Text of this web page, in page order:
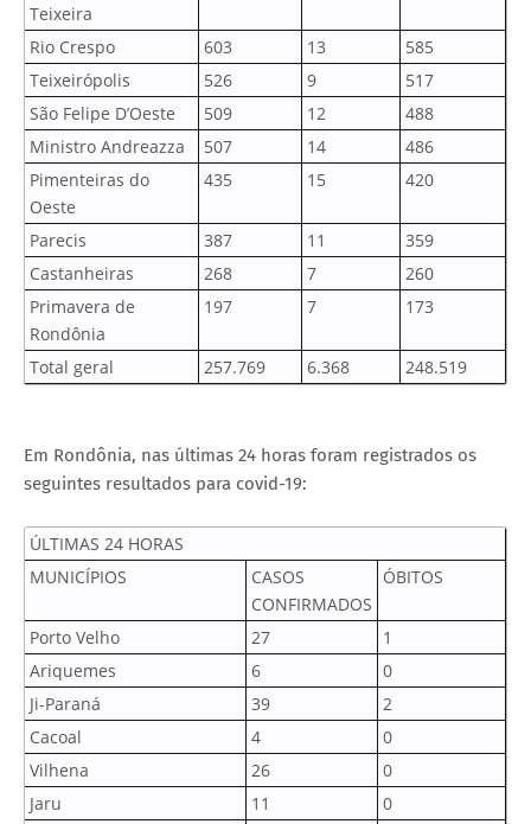
Teixeira
Rio Crespo
603 13
585
Teixeirópolis
526 9
517
São Felipe D’Oeste
509 12
488
Ministro Andreazza
507 14
486
Pimenteiras do
Oeste
435 15 420
Parecis 387 11
359
Castanheiras
268 7
260
Primavera de
Rondônia
197 7 173
Total geral 257.769 6.368 248.519
Em Rondônia, nas últimas 24 horas foram registrados os
seguintes resultados para covid-19:
ÚLTIMAS 24 HORAS
MUNICÍPIOS
CASOS
CONFIRMADOS
ÓBITOS
Porto Velho 27
1
Ariquemes
6
0
Ji-Paraná
39
2
Cacoal
4
0
Vilhena
26
0
Jaru
11
0